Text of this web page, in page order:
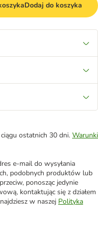
Dodaj do koszyka
ostatnich 30 dni. Warunki
e-mail do wysyłania
podobnych produktów lub
ponosząc jedynie
kontaktując się z działem
w naszej Polityka